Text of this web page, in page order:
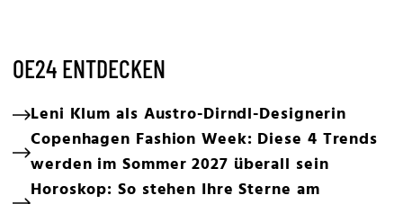
OE24 ENTDECKEN
Leni Klum als Austro-Dirndl-Designerin
Copenhagen Fashion Week: Diese 4 Trends
werden im Sommer 2027 überall sein
Horoskop: So stehen Ihre Sterne am